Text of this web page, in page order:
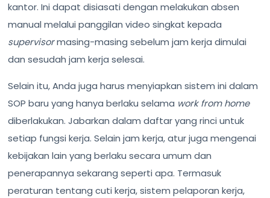
kantor. Ini dapat disiasati dengan melakukan absen
manual melalui panggilan video singkat kepada
supervisormasing-masing sebelum jam kerja dimulai
dan sesudah jam kerja selesai.
Selain itu, Anda juga harus menyiapkan sistem ini dalam
SOP baru yang hanya berlaku selama work from home
diberlakukan. Jabarkan dalam daftar yang rinci untuk
setiap fungsi kerja. Selain jam kerja, atur juga mengenai
kebijakan lain yang berlaku secara umum dan
penerapannya sekarang seperti apa. Termasuk
peraturan tentang cuti kerja, sistem pelaporan kerja,